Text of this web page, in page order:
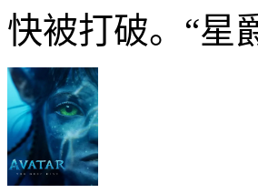
快被打破。“星